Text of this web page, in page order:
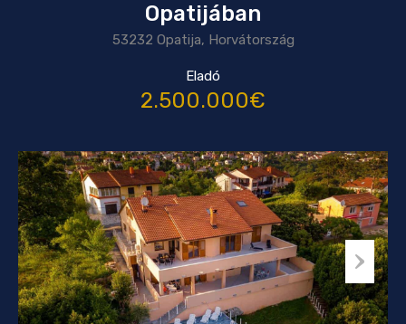
Opatijában
53232 Opatija, Horvátország
Eladó
2.500.000€